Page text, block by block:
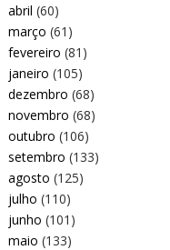
abril (60)
março (61)
fevereiro (81)
janeiro (105)
dezembro (68)
novembro (68)
outubro (106)
setembro (133)
agosto (125)
julho (110)
junho (101)
maio (133)